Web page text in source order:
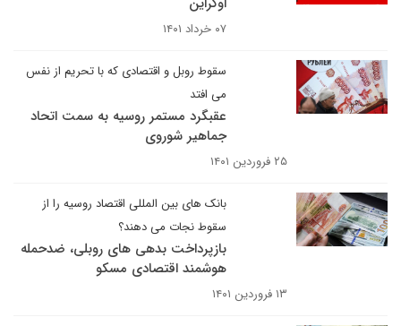
۰۷ خرداد ۱۴۰۱
سقوط روبل و اقتصادی که با تحریم از نفس
می افتد
عقبگرد مستمر روسیه به سمت اتحاد
جماهیر شوروی
۲۵ فروردین ۱۴۰۱
بانک های بین المللی اقتصاد روسیه را از
سقوط نجات می دهند؟
بازپرداخت بدهی های روبلی، ضدحمله
هوشمند اقتصادی مسکو
۱۳ فروردین ۱۴۰۱